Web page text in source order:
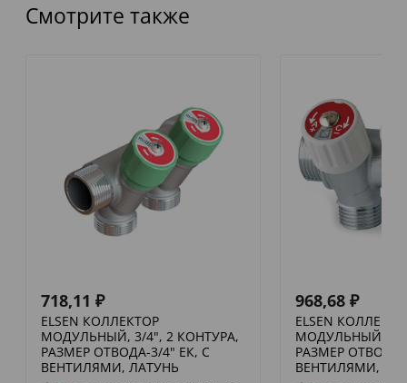
Смотрите также
718,11 ₽
ELSEN КОЛЛЕКТОР
МОДУЛЬНЫЙ, 3/4", 2 КОНТУРА,
РАЗМЕР ОТВОДА-3/4" ЕК, С
ВЕНТИЛЯМИ, ЛАТУНЬ
968,68 ₽
ELSEN
МОДУЛЬНЫЙ, 3/
РАЗМЕР ОТВОДА-
ВЕНТИЛЯМИ,